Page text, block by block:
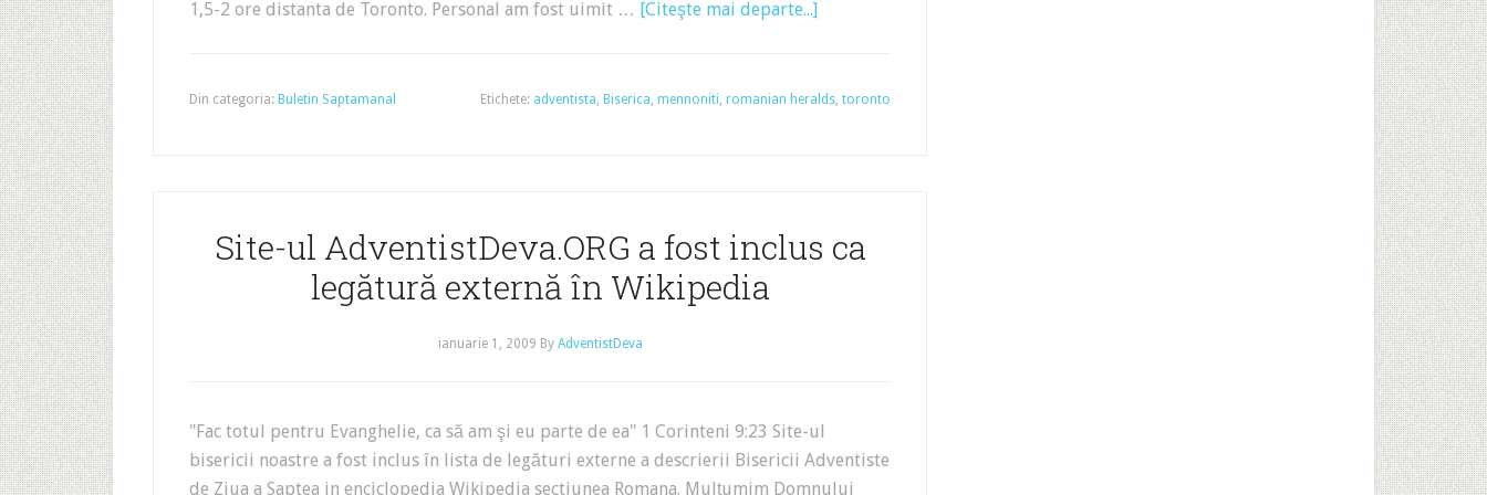
1,5-2 ore distanta de Toronto. Personal am fost uimit … [Citeşte mai departe...]
Din categoria: Buletin Saptamanal Etichete: adventista, Biserica, mennoniti, romanian heralds, toronto
Site-ul AdventistDeva.ORG a fost inclus ca
legătură externă în Wikipedia
ianuarie 1, 2009 By AdventistDeva
"Fac totul pentru Evanghelie, ca să am şi eu parte de ea" 1 Corinteni 9:23 Site-ul
bisericii noastre a fost inclus în lista de legături externe a descrierii Bisericii Adventiste
de Ziua a Saptea in enciclopedia Wikipedia sectiunea Romana. Mulţumim Domnului